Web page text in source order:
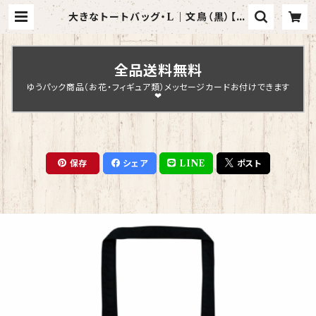
大きなトートバッグ・L｜文鳥（黒）【型
番 BL-152】きゃぴあーと KYAPIA
rt | Chopin Design
全品送料無料
ゆうパック商品（お花・フィギュア類）メッセージカードお付けできます
❤
保存 シェア LINE ポスト